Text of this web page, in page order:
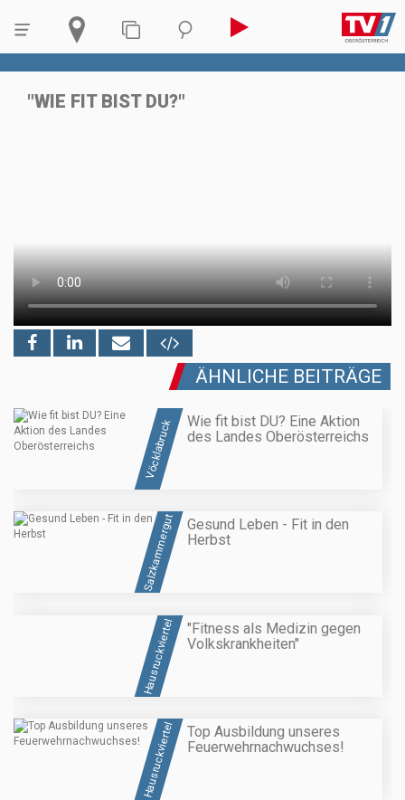
"WIE FIT BIST DU?"
ÄHNLICHE BEITRÄGE
Vöcklabruck
Wie fit bist DU? Eine Aktion
des Landes Oberösterreichs
Salzkammergut
Gesund Leben - Fit in den
Herbst
Hausruckviertel
"Fitness als Medizin gegen
Volkskrankheiten"
Hausruckviertel
Top Ausbildung unseres
Feuerwehrnachwuchses!